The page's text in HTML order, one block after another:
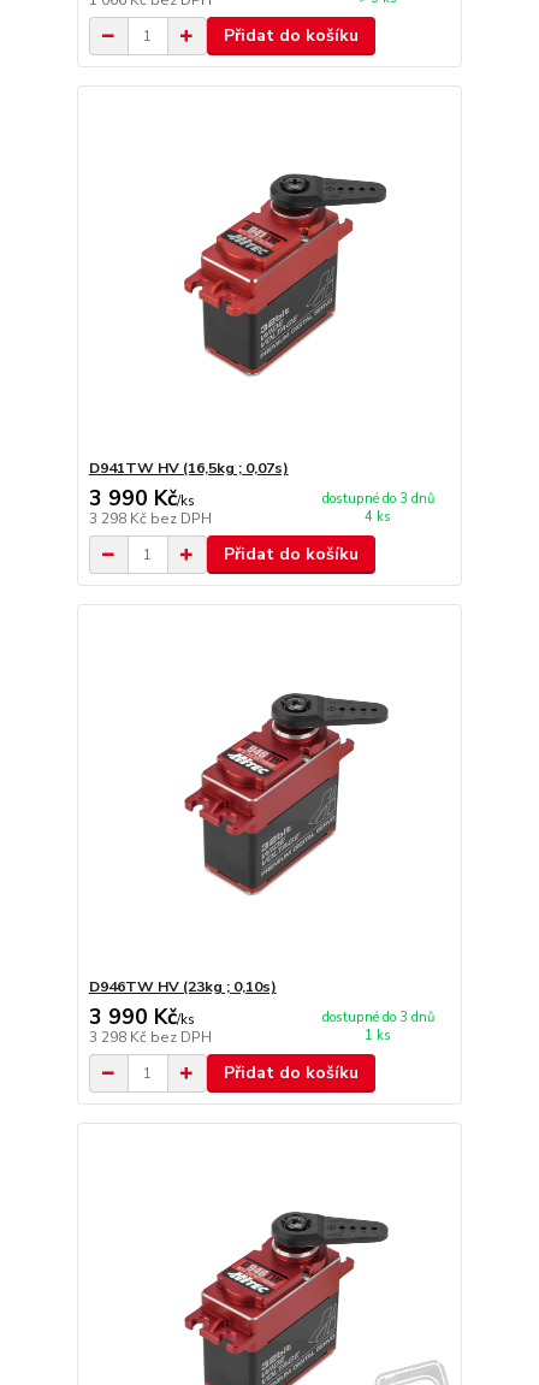
Přidat do košíku
D941TW HV (16,5kg ; 0,07s)
3 990 Kč/ks
3 298 Kč bez DPH
dostupné do 3 dnů
4 ks
Přidat do košíku
D946TW HV (23kg ; 0,10s)
3 990 Kč/ks
3 298 Kč bez DPH
dostupné do 3 dnů
1 ks
Přidat do košíku